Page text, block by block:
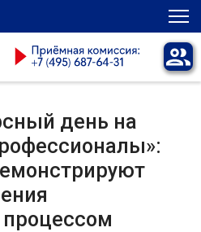
день на